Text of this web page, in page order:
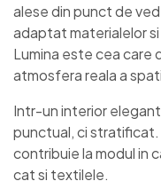
alese din punct de
adaptat materialelor
Lumina este cea care
atmosfera reala a
Intr-un interior
punctual, ci stratificat.
contribuie la modul in
cat si textilele.